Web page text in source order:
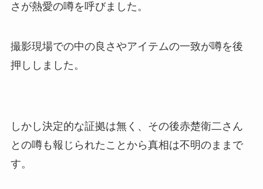
さが熱愛の噂を呼びました。
撮影現場での中の良さやアイテムの一致が噂を後
押ししました。
しかし決定的な証拠は無く、その後赤楚衛二さん
との噂も報じられたことから真相は不明のままで
す。